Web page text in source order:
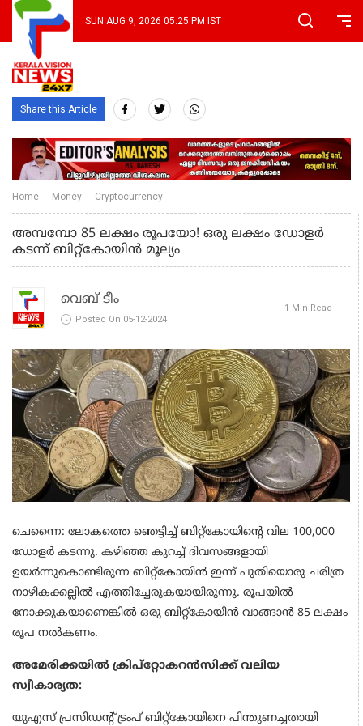
SUN AUG 9, 2026 05:25 PM IST
Share this Article
Home Money Cryptocurrency
അമ്പമ്പോ 85 ലക്ഷം രൂപയോ! ഒരു ലക്ഷം ഡോളർ
കടന്ന് ബിറ്റ്‌കോയിൻ മൂല്യം
വെബ് ടീം
Posted On 05-12-2024
1 Min Read
ചെന്നൈ: ലോകത്തെ ഞെട്ടിച്ച് ബിറ്റ്‌കോയിൻ്റെ വില 100,000
ഡോളർ കടന്നു. കഴിഞ്ഞ കുറച്ച് ദിവസങ്ങളായി
ഉയർന്നുകൊണ്ടിരുന്ന ബിറ്റ്‌കോയിൻ ഇന്ന് പുതിയൊരു ചരിത്ര
നാഴികക്കല്ലിൽ എത്തിച്ചേരുകയായിരുന്നു. രൂപയിൽ
നോക്കുകയാണെങ്കിൽ ഒരു ബിറ്റ്കോയിൻ വാങ്ങാൻ 85 ലക്ഷം
രൂപ നൽകണം.
അമേരിക്കയിൽ ക്രിപ്‌റ്റോകറൻസിക്ക് വലിയ
സ്വീകാര്യത:
യുഎസ് പ്രസിഡൻ്റ് ട്രംപ് ബിറ്റ്‌കോയിനെ പിന്തുണച്ചതായി